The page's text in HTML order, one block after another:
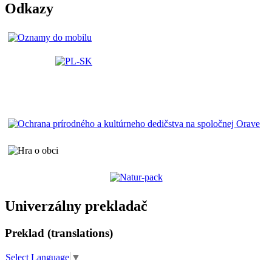
Odkazy
Univerzálny prekladač
Preklad (translations)
Select Language ▼